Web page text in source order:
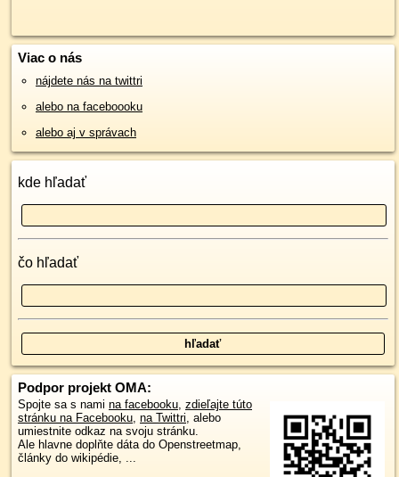
Viac o nás
nájdete nás na twittri
alebo na faceboooku
alebo aj v správach
kde hľadať
čo hľadať
Podpor projekt OMA:
Spojte sa s nami na facebooku, zdieľajte túto
stránku na Facebooku, na Twittri, alebo
umiestnite odkaz na svoju stránku.
Ale hlavne doplňte dáta do Openstreetmap,
články do wikipédie, ...